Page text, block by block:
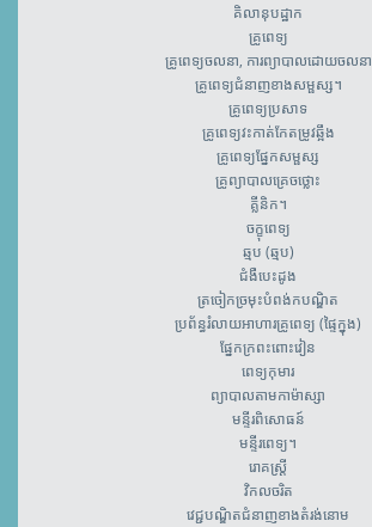
គិលានុបដ្ឋាក
គ្រូពេទ្យ
គ្រូពេទ្យចលនា, ការព្យាបាលដោយចលនា
គ្រូពេទ្យជំនាញខាងសម្ផស្ស។
គ្រូពេទ្យប្រសាទ
គ្រូពេទ្យវះកាត់កែតម្រូវឆ្អឹង
គ្រូពេទ្យ​ផ្នែកសម្ផស្ស
គ្រូព្យាបាលគ្រេចថ្លោះ
គ្លីនិក។
ចក្ខុពេទ្យ
ឆ្មប (ឆ្មប)
ជំងឺបេះដូង
ត្រចៀកច្រមុះបំពង់កបណ្ឌិត
ប្រព័ន្ធរំលាយអាហារគ្រូពេទ្យ (ផ្ទៃក្នុង)
ផ្នែកក្រពះពោះវៀន
ពេទ្យកុមារ
ព្យាបាលតាមកាម៉ាស្សា
មន្ទីរពិសោធន៍
មន្ទីរពេទ្យ។
រោគស្ត្រី
វិកលចរិត
វេជ្ជបណ្ឌិតជំនាញខាងតំរង់នោម